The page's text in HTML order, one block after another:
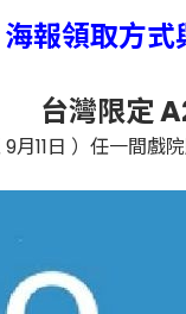
海報領取方
台灣限定
11日 ）任一間戲